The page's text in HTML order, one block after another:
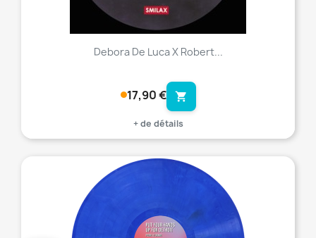
Debora De Luca X Robert...
17,90 € shopping_cart
+ de détails